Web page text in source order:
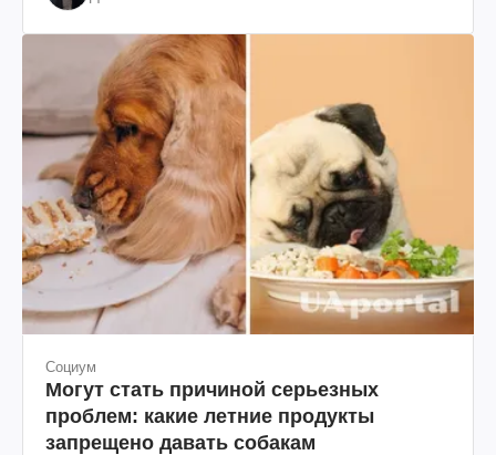
Социум
Могут стать причиной серьезных
проблем: какие летние продукты
запрещено давать собакам